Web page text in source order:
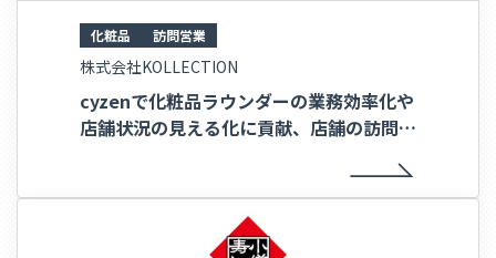
化粧品 訪問営業
株式会社KOLLECTION
cyzenで化粧品ラウンダーの業務効率化や
店舗状況の見える化に貢献、店舗の訪問件